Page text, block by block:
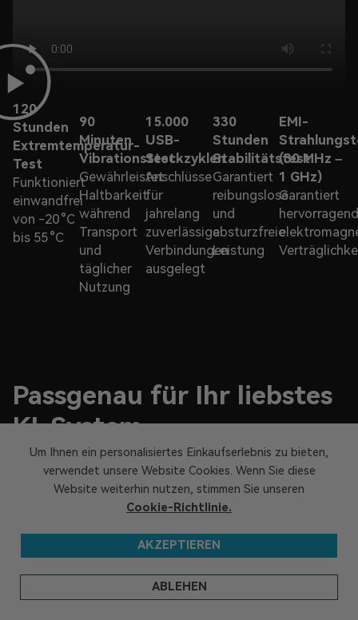
120
Stunden
Extremtemperatur-
Test
Funktioniert
einwandfrei
von -20 °C
bis 55 °C
90
Minuten
Vibrationstest
Gewährleistet
Haltbarkeit
während
Transport
und
täglicher
Nutzung
15.000
USB-
Steckzyklen
Anschlüsse
für
jahrelang
zuverlässige
Verbindungen
ausgelegt
330
Stunden
Stabilitätstest
Garantiert
reibungslose
und
absturzfreie
Leistung
EMI-
(30 MHz –
1 GHz)
Garantiert
Passgenau für Ihr liebstes
KI-System
Auspacken, einschalten, durchstarten. Mit Windows 11
ab Werk bieten GEEKOM Mini-PCs ein nahtloses
Erlebnis von der ersten Minute an. Der IT15
unterstützt zudem Manjaro, Ubuntu und Android x86 –
ideal für Entwickler und Technikfans mit flexiblen
Um Ihnen ein personalisiertes Einkaufserlebnis zu bieten,
verwendet unsere Website Cookies. Wenn Sie diese
Website weiterhin nutzen, stimmen Sie unseren
Cookie-Richtlinie.
AKZEPTIEREN
ABLEHEN
IN DEN WARENKORB JETZT KAUFEN